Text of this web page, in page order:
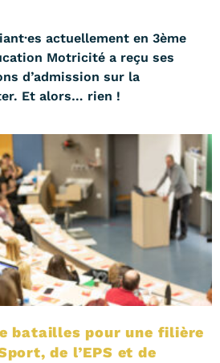
actuellement en 3ème
Motricité a reçu ses
d’admission sur la
Et alors… rien !
batailles pour une filière
de l’EPS et de